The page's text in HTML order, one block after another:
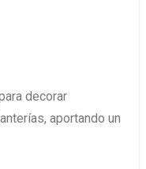
decorar
aportando un